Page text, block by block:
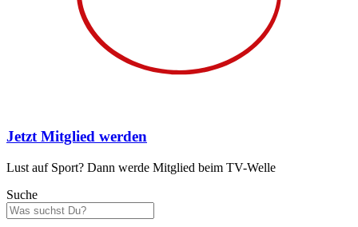
Jetzt Mitglied werden
Lust auf Sport? Dann werde Mitglied beim TV-Welle
Suche